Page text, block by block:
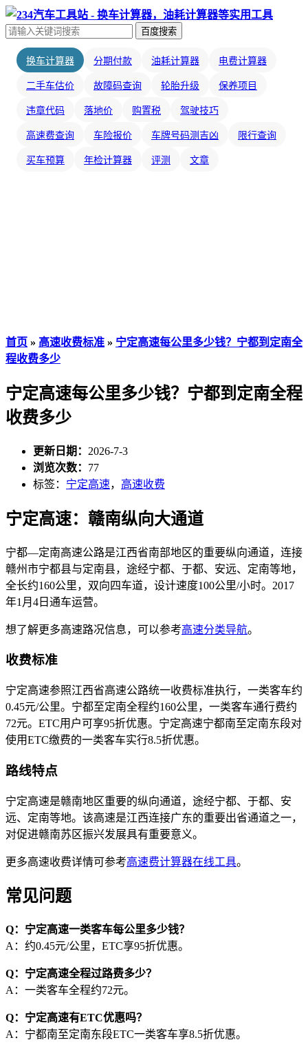
百度搜索
换车计算器 分期付款 油耗计算器 电费计算器
二手车估价 故障码查询 轮胎升级 保养项目
违章代码 落地价 购置税 驾驶技巧
高速费查询 车险报价 车牌号码测吉凶 限行查询
买车预算 年检计算器 评测 文章
首页 » 高速收费标准 » 宁定高速每公里多少钱？宁都到定南全
程收费多少
宁定高速每公里多少钱？宁都到定南全程
收费多少
更新日期： 2026-7-3
浏览次数： 77
标签： 宁定高速， 高速收费
宁定高速：赣南纵向大通道
宁都—定南高速公路是江西省南部地区的重要纵向通道，连接
赣州市宁都县与定南县，途经宁都、于都、安远、定南等地，
全长约160公里，双向四车道，设计速度100公里/小时。2017
年1月4日通车运营。
想了解更多高速路况信息，可以参考高速分类导航。
收费标准
宁定高速参照江西省高速公路统一收费标准执行，一类客车约
0.45元/公里。宁都至定南全程约160公里，一类客车通行费约
72元。ETC用户可享95折优惠。宁定高速宁都南至定南东段对
使用ETC缴费的一类客车实行8.5折优惠。
路线特点
宁定高速是赣南地区重要的纵向通道，途经宁都、于都、安
远、定南等地。该高速是江西连接广东的重要出省通道之一，
对促进赣南苏区振兴发展具有重要意义。
更多高速收费详情可参考高速费计算器在线工具。
常见问题
Q：宁定高速一类客车每公里多少钱？
A：约0.45元/公里，ETC享95折优惠。
Q：宁定高速全程过路费多少？
A：一类客车全程约72元。
Q：宁定高速有ETC优惠吗？
A：宁都南至定南东段ETC一类客车享8.5折优惠。